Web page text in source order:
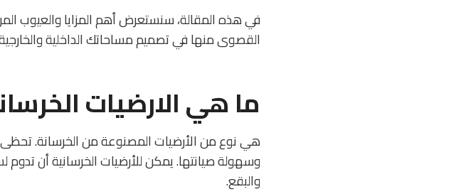
في هذه المقالة، سنستعرض أهم المزايا والعيوب
القصوى منها في تصميم مساحاتك الداخلية
ما هي الارضيات
هي نوع من الأرضيات المصنوعة من الخرسانة. تحظى
وسهولة صيانتها. يمكن للأرضيات الخرسانية أن
والبقع.